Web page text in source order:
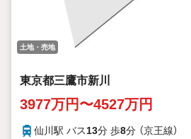
土地・売地
東京都三鷹市新川
3977万円〜4527万円
仙川駅 バス13分 歩8分 （京王線）